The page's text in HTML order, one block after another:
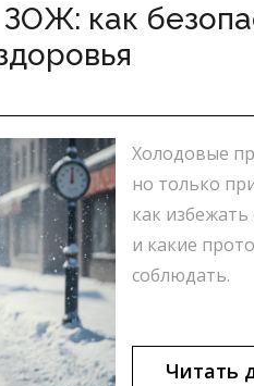
как
Холодовые
но только
как
и какие
соблюдать.
Читать